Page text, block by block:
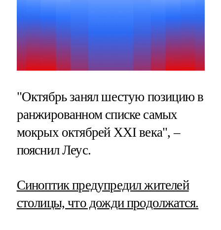
"Октябрь занял шестую позицию в
ранжированном списке самых
мокрых октябрей XXI века", –
пояснил Леус.
Синоптик предупредил жителей
столицы, что дожди продолжатся.